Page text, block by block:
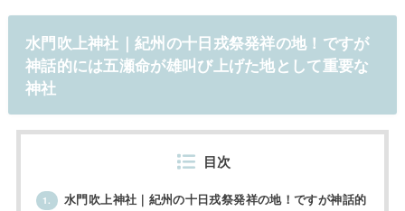
水門吹上神社｜紀州の十日戎祭発祥の地！ですが
神話的には五瀬命が雄叫び上げた地として重要な
神社
目次
1.
水門吹上神社｜紀州の十日戎祭発祥の地！ですが神話的